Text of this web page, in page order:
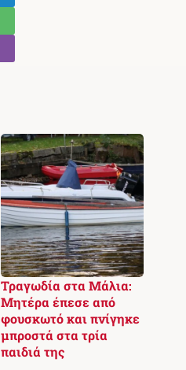
Τραγωδία στα Μάλια:
Μητέρα έπεσε από
φουσκωτό και πνίγηκε
μπροστά στα τρία
παιδιά της